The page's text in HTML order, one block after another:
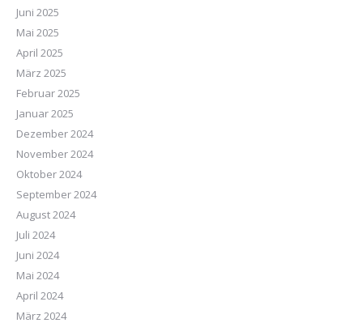
Juni 2025
Mai 2025
April 2025
März 2025
Februar 2025
Januar 2025
Dezember 2024
November 2024
Oktober 2024
September 2024
August 2024
Juli 2024
Juni 2024
Mai 2024
April 2024
März 2024